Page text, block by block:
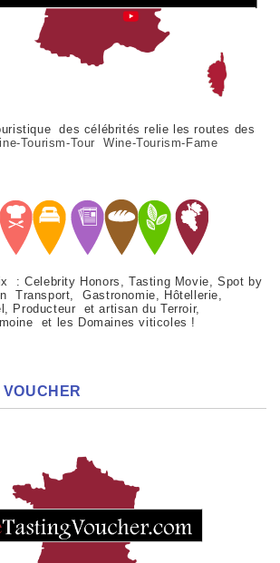
des célébrités relie les routes des
Tourism-Tour Wine-Tourism-Fame
: Celebrity Honors, Tasting Movie, Spot by
Transport, Gastronomie, Hôtellerie,
Producteur et artisan du Terroir,
et les Domaines viticoles !